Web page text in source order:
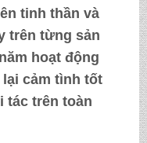
tinh thần và
trên từng sản
hoạt động
cảm tình tốt
tác trên toàn